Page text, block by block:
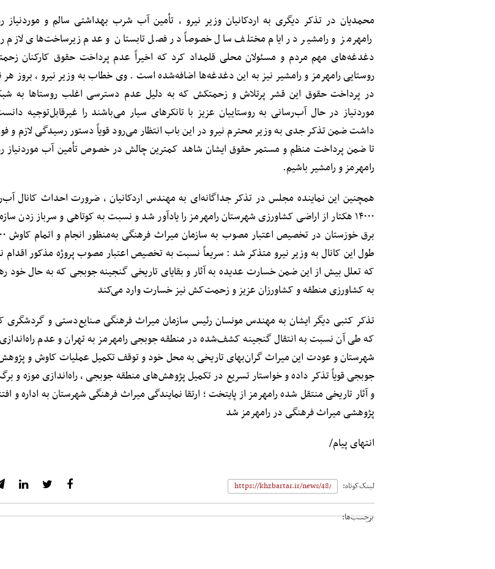
محمدیان در تذکر دیگری به اردکانیان وزیر نیرو ، تأمین آب شرب بهداشتی سالم و موردنیاز
رامهرمز و رامشیر در ایام مختلف سال خصوصاً در فصل تابستان و عدم زیرساخت‌های لازم
دغدغه‌های مهم مردم و مسئولان محلی قلمداد کرد که اخیراً عدم پرداخت حقوق کارکنان
روستایی رامهرمز و رامشیر نیز به این دغدغه‌ها اضافه‌شده است . وی خطاب به وزیر نیرو ، بروز هر
در پرداخت حقوق این قشر پرتلاش و زحمتکش که به دلیل عدم دسترسی اغلب روستاها به
موردنیاز در حال آب‌رسانی به روستاییان عزیز با تانکرهای سیار می‌باشند را غیرقابل‌توجیه
داشت ضمن تذکر جدی به وزیر محترم نیرو در این باب انتظار می‌رود قویاً دستور رسیدگی لازم و
تا ضمن پرداخت منظم و مستمر حقوق ایشان شاهد کمترین چالش در خصوص تأمین آب موردنیاز
رامهرمز و رامشیر باشیم.
همچنین این نماینده مجلس در تذکر جداگانه‌ای به مهندس اردکانیان ، ضرورت احداث کانال
۱۴۰۰۰ هکتار از اراضی کشاورزی شهرستان رامهرمز را یادآور شد و نسبت به کوتاهی و سرباز زدن
طول این کانال به وزیر نیرو متذکر شد : سریعاً نسبت به تخصیص اعتبار مصوب پروژه مذکور اقدام
که تعلل بیش از این ضمن خسارت عدیده به آثار و بقایای تاریخی گنجینه جوبجی که به حال خود
به کشاورزی منطقه و کشاورزان عزیز و زحمت‌کش نیز خسارت وارد می‌کند
تذکر کتبی دیگر ایشان به مهندس مونسان رئیس سازمان میراث فرهنگی صنایع‌دستی و گردشگری
که طی آن نسبت به انتقال گنجینه کشف‌شده در منطقه جوبجی رامهرمز به تهران و عدم
شهرستان و عودت این میراث گران‌بهای تاریخی به محل خود و توقف تکمیل عملیات کاوش و
جوبجی قویاً تذکر داده و خواستار تسریع در تکمیل پژوهش‌های منطقه جوبجی ، راه‌اندازی موزه و
و آثار تاریخی منتقل شده رامهرمز از پایتخت ؛ ارتقا نمایندگی میراث فرهنگی شهرستان به اداره و
پژوهشی میراث فرهنگی در رامهرمز شد
انتهای پیام/
لینک‌کوتاه:
برچسب‌ها: